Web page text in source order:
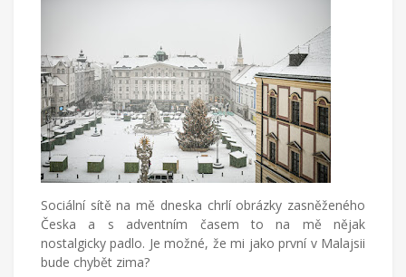
sněhu
Češka
provdaná
Američana
žijící
Turecku
píše
Sociální sítě na mě dneska chrlí obrázky zasněženého
Česka a s adventním časem to na mě nějak
nostalgicky padlo. Je možné, že mi jako první v Malajsii
bude chybět zima?